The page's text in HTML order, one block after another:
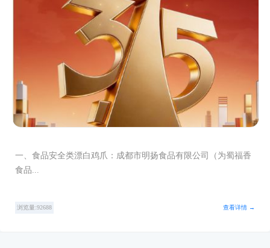
一、食品安全类漂白鸡爪：成都市明扬食品有限公司（为蜀福香
食品...
浏览量:92688 查看详情 →